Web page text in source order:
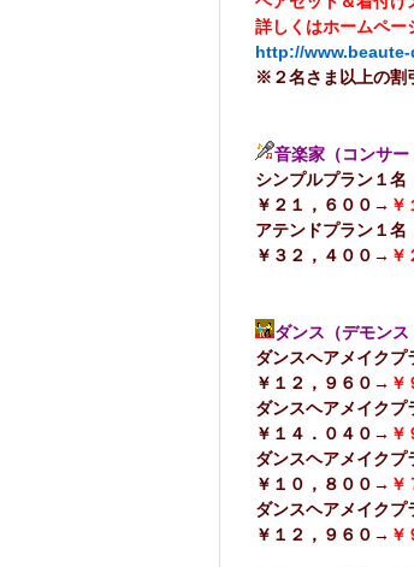
詳しくはホームペー
http://
※２名さま以上の割
音楽家（コンサ
シンプルプラン１名
￥２１，６００→ ￥
アテンドプラン１
￥３２，４００→ ￥
ダンス（デモンス
ダンスヘアメ
￥１２，９６０→ ￥
ダンスヘアメイ
￥１４．０４０→ ￥
ダンスヘアメ
￥１０，８００→ ￥
ダンスヘアメイ
￥１２，９６０→ ￥